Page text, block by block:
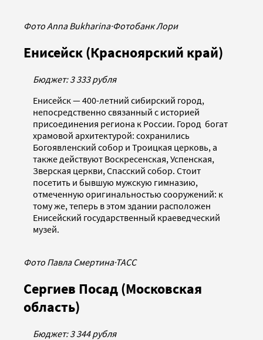
Фото Anna Bukharina·Фотобанк Лори
Енисейск (Красноярский край)
Бюджет: 3 333 рубля
Енисейск — 400-летний сибирский город,
непосредственно связанный с историей
присоединения региона к России. Город богат
храмовой архитектурой: сохранились
Богоявленский собор и Троицкая церковь, а
также действуют Воскресенская, Успенская,
Зверская церкви, Спасский собор. Стоит
посетить и бывшую мужскую гимназию,
отмеченную оригинальностью сооружений: к
тому же, теперь в этом здании расположен
Енисейский государственный краеведческий
музей.
Фото Павла Смертина·ТАСС
Сергиев Посад (Московская
область)
Бюджет: 3 344 рубля